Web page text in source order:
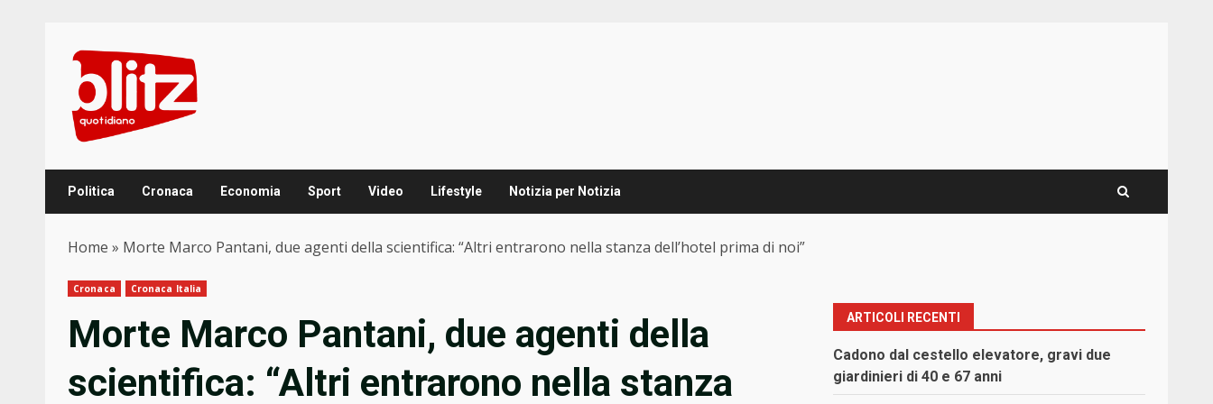
content
Politica Cronaca Economia Sport Video Lifestyle Notizia per Notizia
Home » Morte Marco Pantani, due agenti della scientifica: “Altri entrarono nella stanza dell’hotel prima di noi”
Cronaca Cronaca Italia
Morte Marco Pantani, due agenti della
scientifica: “Altri entrarono nella stanza
ARTICOLI RECENTI
Cadono dal cestello elevatore, gravi due
giardinieri di 40 e 67 anni